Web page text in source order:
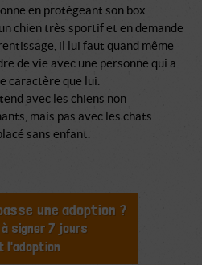
en protégeant son box.
chien très sportif et en demande
il lui faut quand même
de vie avec une personne qui a
caractère que lui.
avec les chiens non
mais pas avec les chats.
sans enfant.
une adoption ?
signer 7 jours
l'adoption